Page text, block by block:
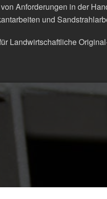
Anforderungen in der
und
Landwirtschaftliche